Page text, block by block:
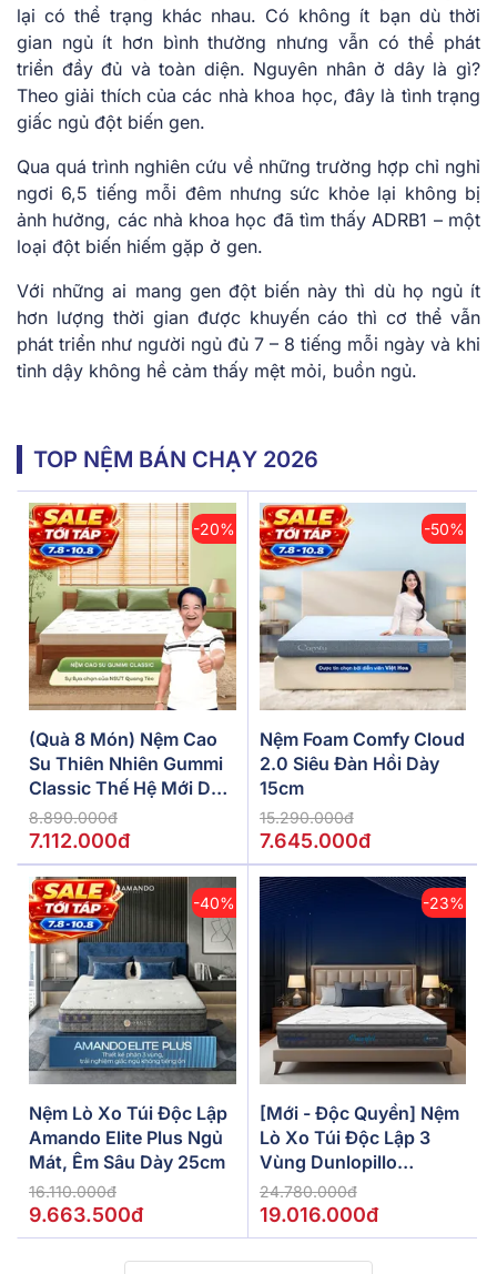
lại có thể trạng khác nhau. Có không ít bạn dù thời
gian ngủ ít hơn bình thường nhưng vẫn có thể phát
triển đầy đủ và toàn diện. Nguyên nhân ở dây là gì?
Theo giải thích của các nhà khoa học, đây là tình trạng
giấc ngủ đột biến gen.
Qua quá trình nghiên cứu về những trường hợp chỉ nghỉ
ngơi 6,5 tiếng mỗi đêm nhưng sức khỏe lại không bị
ảnh hưởng, các nhà khoa học đã tìm thấy ADRB1 – một
loại đột biến hiếm gặp ở gen.
Với những ai mang gen đột biến này thì dù họ ngủ ít
hơn lượng thời gian được khuyến cáo thì cơ thể vẫn
phát triển như người ngủ đủ 7 – 8 tiếng mỗi ngày và khi
tỉnh dậy không hề cảm thấy mệt mỏi, buồn ngủ.
TOP NỆM BÁN CHẠY 2026
-20%
(Quà 8 Món) Nệm Cao
Su Thiên Nhiên Gummi
Classic Thế Hệ Mới Dày
5/10/15cm
8.890.000đ
7.112.000đ
-50%
Nệm Foam Comfy Cloud
2.0 Siêu Đàn Hồi Dày
15cm
15.290.000đ
7.645.000đ
-40%
Nệm Lò Xo Túi Độc Lập
Amando Elite Plus Ngủ
Mát, Êm Sâu Dày 25cm
16.110.000đ
9.663.500đ
-23%
[Mới - Độc Quyền] Nệm
Lò Xo Túi Độc Lập 3
Vùng Dunlopillo
De.Stress Powerful
24.780.000đ
19.016.000đ